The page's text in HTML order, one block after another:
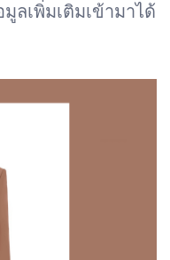
ลเพิ่มเติมเข้ามาได้